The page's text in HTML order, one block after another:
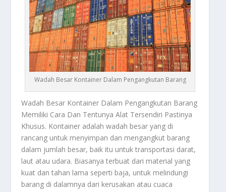
Wadah Besar Kontainer Dalam Pengangkutan Barang
Wadah Besar Kontainer Dalam Pengangkutan Barang
Memiliki Cara Dan Tentunya Alat Tersendiri Pastinya
Khusus. Kontainer adalah wadah besar yang di
rancang untuk menyimpan dan mengangkut barang
dalam jumlah besar, baik itu untuk transportasi darat,
laut atau udara. Biasanya terbuat dari material yang
kuat dan tahan lama seperti baja, untuk melindungi
barang di dalamnya dari kerusakan atau cuaca